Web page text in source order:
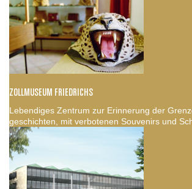
ZOLLMUSEUM FRIEDRICHS
Lebendiges Zentrum zur Erinnerung der
geschichten, mit verbotenen Souvenirs und